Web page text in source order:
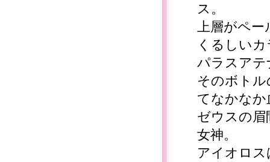
ス。
上層がペ
くるしい
パラスアテ
そのボト
てなかなか
ゼウスの眉
女神。
アイオロ